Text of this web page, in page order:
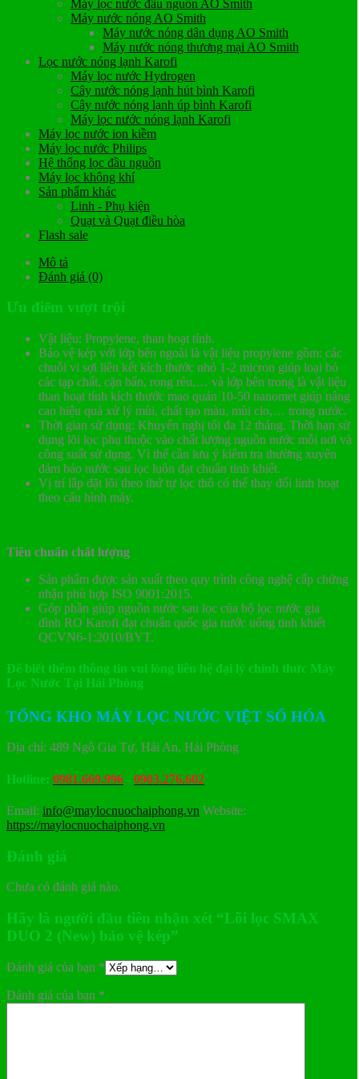
Máy lọc nước đầu nguồn AO Smith
Máy nước nóng AO Smith
Máy nước nóng dân dụng AO Smith
Máy nước nóng thương mại AO Smith
Lọc nước nóng lạnh Karofi
Máy lọc nước Hydrogen
Cây nước nóng lạnh hút bình Karofi
Cây nước nóng lạnh úp bình Karofi
Máy lọc nước nóng lạnh Karofi
Máy lọc nước ion kiềm
Máy lọc nước Philips
Hệ thống lọc đầu nguồn
Máy lọc không khí
Sản phẩm khác
Linh - Phụ kiện
Quạt và Quạt điều hòa
Flash sale
Mô tả
Đánh giá (0)
Ưu điểm vượt trội
Vật liệu: Propylene, than hoạt tính.
Bảo vệ kép với lớp bên ngoài là vật liệu propylene gồm: các
chuỗi vi sợi liên kết kích thước nhỏ 1-2 micron giúp loại bỏ
các tạp chất, cặn bẩn, rong rêu,… và lớp bên trong là vật liệu
than hoạt tính kích thước mao quản 10-50 nanomet giúp nâng
cao hiệu quả xử lý mùi, chất tạo màu, mùi clo,… trong nước.
Thời gian sử dụng: Khuyến nghị tối đa 12 tháng. Thời hạn sử
dụng lõi lọc phụ thuộc vào chất lượng nguồn nước mỗi nơi và
công suất sử dụng. Vì thế cần lưu ý kiểm tra thường xuyên
đảm bảo nước sau lọc luôn đạt chuẩn tinh khiết.
Vị trí lắp đặt lõi theo thứ tự lọc thô có thể thay đổi linh hoạt
theo cấu hình máy.
Tiêu chuẩn chất lượng
Sản phẩm được sản xuất theo quy trình công nghệ cấp chứng
nhận phù hợp ISO 9001:2015.
Góp phần giúp nguồn nước sau lọc của bộ lọc nước gia
đình RO Karofi đạt chuẩn quốc gia nước uống tinh khiết
QCVN6-1:2010/BYT.
Để biết thêm thông tin vui lòng liên hệ đại lý chính thức Máy
Lọc Nước Tại Hải Phòng
TỔNG KHO MÁY LỌC NƯỚC VIỆT SỐ HÓA
Địa chỉ: 489 Ngô Gia Tự, Hải An, Hải Phòng
Hotline: 0981.669.996 - 0903.276.602
Email: info@maylocnuochaiphong.vn Website:
https://maylocnuochaiphong.vn
Đánh giá
Chưa có đánh giá nào.
Hãy là người đầu tiên nhận xét “Lõi lọc SMAX
DUO 2 (New) bảo vệ kép”
Đánh giá của bạn *
Đánh giá của bạn *